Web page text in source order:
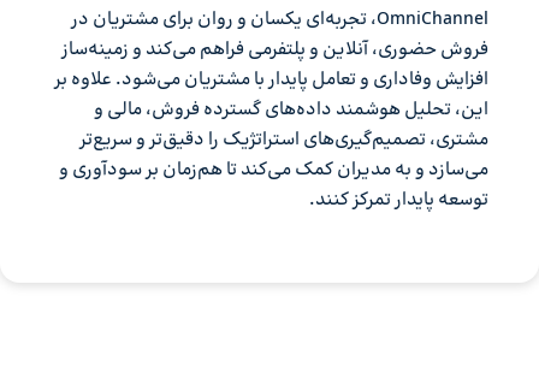
OmniChannel، تجربه‌ای یکسان و روان برای مشتریان در
فروش حضوری، آنلاین و پلتفرمی فراهم می‌کند و زمینه‌ساز
افزایش وفاداری و تعامل پایدار با مشتریان می‌شود. علاوه بر
این، تحلیل هوشمند داده‌های گسترده فروش، مالی و
مشتری، تصمیم‌گیری‌های استراتژیک را دقیق‌تر و سریع‌تر
می‌سازد و به مدیران کمک می‌کند تا هم‌زمان بر سودآوری و
توسعه پایدار تمرکز کنند.